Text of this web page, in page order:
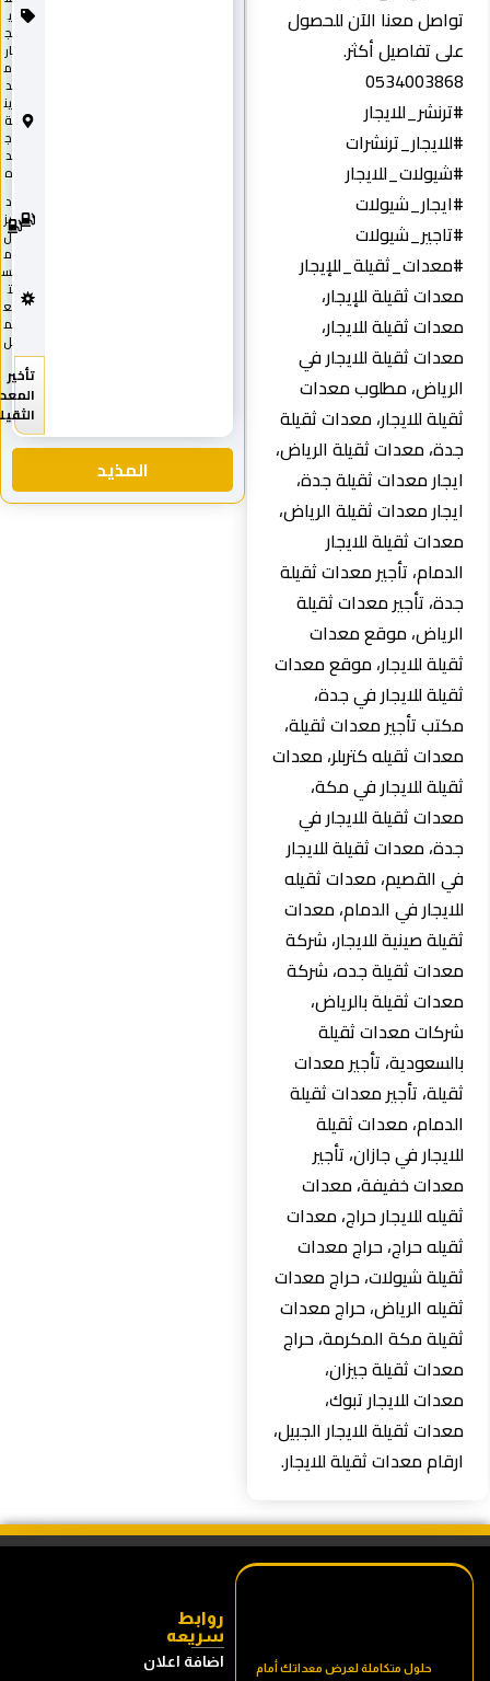
تواصل معنا الآن للحصول
على تفاصيل أكثر.
0534003868
#ترنشر_للايجار
#للايجار_ترنشرات
#شيولات_للايجار
#ايجار_شيولات
#تاجير_شيولات
#معدات_ثقيلة_للإيجار
معدات ثقيلة للإيجار،
معدات ثقيلة للايجار،
معدات ثقيلة للايجار في
الرياض، مطلوب معدات
ثقيلة للايجار، معدات ثقيلة
جدة، معدات ثقيلة الرياض،
ايجار معدات ثقيلة جدة،
ايجار معدات ثقيلة الرياض،
معدات ثقيلة للايجار
الدمام، تأجير معدات ثقيلة
جدة، تأجير معدات ثقيلة
الرياض، موقع معدات
ثقيلة للايجار، موقع معدات
ثقيلة للايجار في جدة،
مكتب تأجير معدات ثقيلة،
معدات ثقيله كتربلر، معدات
ثقيلة للايجار في مكة،
معدات ثقيلة للايجار في
جدة، معدات ثقيلة للايجار
في القصيم، معدات ثقيله
للايجار في الدمام، معدات
ثقيلة صينية للايجار، شركة
معدات ثقيلة جده، شركة
معدات ثقيلة بالرياض،
شركات معدات ثقيلة
بالسعودية، تأجير معدات
ثقيلة، تأجير معدات ثقيلة
الدمام، معدات ثقيلة
للايجار في جازان، تأجير
معدات خفيفة، معدات
ثقيله للايجار حراج، معدات
ثقيله حراج، حراج معدات
ثقيلة شيولات، حراج معدات
ثقيله الرياض، حراج معدات
ثقيلة مكة المكرمة، حراج
معدات ثقيلة جيزان،
معدات للايجار تبوك،
معدات ثقيلة للايجار الجبيل،
ارقام معدات ثقيلة للايجار.
المذيد
ي
ة
يز
ت
ع
0
1
تأخير
المعدات
الثقيله
حلول متكاملة لعرض معداتك أمام
روابط
سريعه
اضافة اعلان